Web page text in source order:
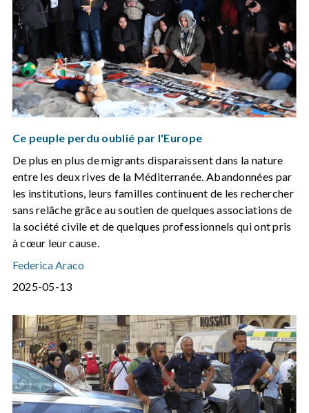
Ce peuple perdu oublié par l'Europe
De plus en plus de migrants disparaissent dans la nature
entre les deux rives de la Méditerranée. Abandonnées par
les institutions, leurs familles continuent de les rechercher
sans relâche grâce au soutien de quelques associations de
la société civile et de quelques professionnels qui ont pris
à cœur leur cause.
Federica Araco
2025-05-13